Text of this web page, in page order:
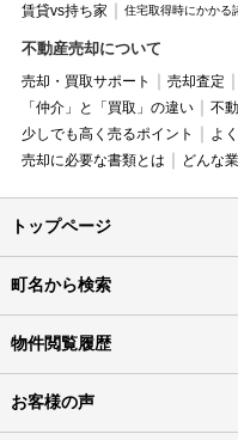
賃貸vs持ち家
住宅取得時にかかる
不動産売却について
売却・買取サポート 売却査定
「仲介」と「買取」の違い
不
少しでも高く売るポイント
よ
売却に必要な書類とは
どんな
トップページ
町名から検索
物件閲覧履歴
お客様の声